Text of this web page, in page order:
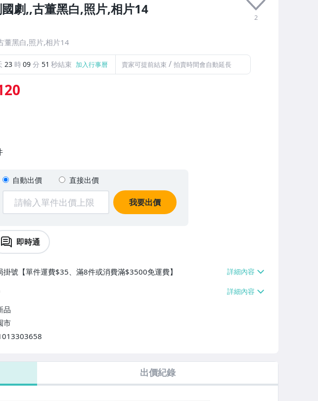
劇,,古董黑白,照片,相片14
2
董黑白,照片,相片14
23 時09 分 50 秒結束 加入行事曆 賣家可提前結束 / 拍賣時間會自動延長
自動出價 直接出價
我要出價
即時通
掛號【單件運費$35、滿8件或消費滿$3500免運費】
品
市
出價紀錄